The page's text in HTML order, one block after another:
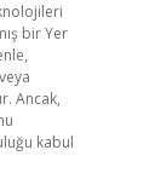
bir Yer
Ancak,
kabul